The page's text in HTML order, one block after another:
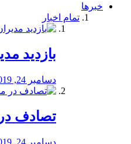
خبرها
تمام اخبار
بازدید
دسامبر 24, 2019
تصادف
دسامبر 24, 2019